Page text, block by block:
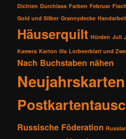
Dichten Durchlass Farben Februar
Gold und Silber Grannydecke
Häuserquilt Hürden Juli
Kamera Karton lila Lorbeerblatt und
Nach Buchstaben nähen
Neujahrskarten
Russische Föderation